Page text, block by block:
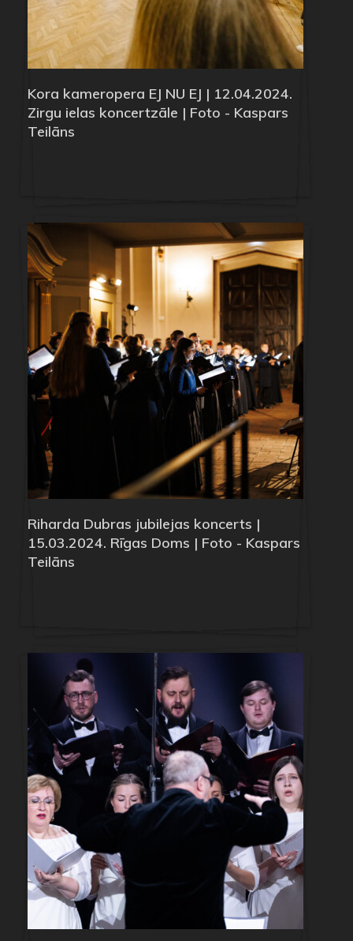
Kora kameropera EJ NU EJ | 12.04.2024.
Zirgu ielas koncertzāle | Foto - Kaspars
Teilāns
Riharda Dubras jubilejas koncerts |
15.03.2024. Rīgas Doms | Foto - Kaspars
Teilāns